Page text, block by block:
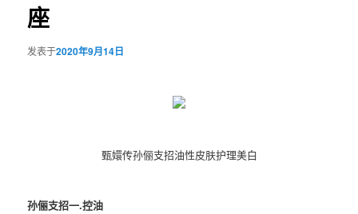
座
发表于2020年9月14日
甄嬛传孙俪支招油性皮肤护理美白
孙俪支招一.控油